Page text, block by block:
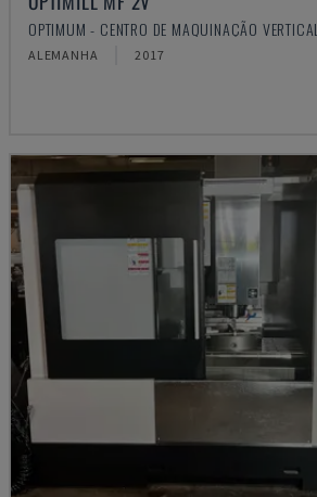
OPTIMUM - CENTRO DE MAQUINAÇÃO VERTICAL
ALEMANHA 2017